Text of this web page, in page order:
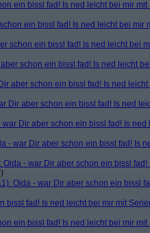
ein bissl fad! Is ned leicht bei mir mit
ein bissl fad! Is ned leicht bei mir
schon ein bissl fad! Is ned leicht bei
schon ein bissl fad! Is ned leicht
aber schon ein bissl fad! Is ned
Dir aber schon ein bissl fad! Is ned
war Dir aber schon ein bissl fad! Is
- war Dir aber schon ein bissl fad! Is
Oida - war Dir aber schon ein bissl
Oida - war Dir aber schon ein bissl
bissl fad! Is ned leicht bei mir mit
ein bissl fad! Is ned leicht bei mir mit